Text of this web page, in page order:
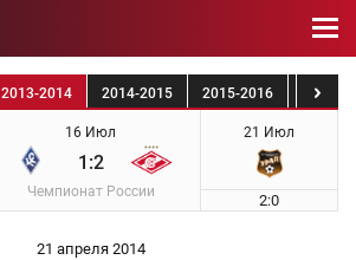
2013-2014 2014-2015 2015-2016 2016-
16 Июл
1:2
Чемпионат России
21 Июл
2:0
21 апреля 2014